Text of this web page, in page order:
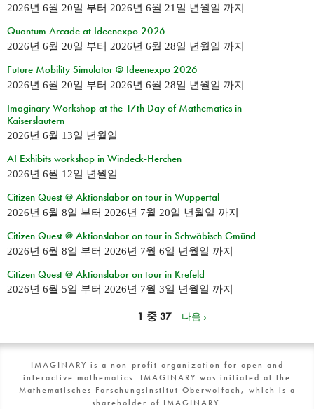
2026년 6월 20일 부터 2026년 6월 21일 년월일 까지
Quantum Arcade at Ideenexpo 2026
2026년 6월 20일 부터 2026년 6월 28일 년월일 까지
Future Mobility Simulator @ Ideenexpo 2026
2026년 6월 20일 부터 2026년 6월 28일 년월일 까지
Imaginary Workshop at the 17th Day of Mathematics in
Kaiserslautern
2026년 6월 13일 년월일
AI Exhibits workshop in Windeck-Herchen
2026년 6월 12일 년월일
Citizen Quest @ Aktionslabor on tour in Wuppertal
2026년 6월 8일 부터 2026년 7월 20일 년월일 까지
Citizen Quest @ Aktionslabor on tour in Schwäbisch Gmünd
2026년 6월 8일 부터 2026년 7월 6일 년월일 까지
Citizen Quest @ Aktionslabor on tour in Krefeld
2026년 6월 5일 부터 2026년 7월 3일 년월일 까지
1 중 37 다음 ›
IMAGINARY is a non-profit organization for open and
interactive mathematics. IMAGINARY was initiated at the
Mathematisches Forschungsinstitut Oberwolfach, which is a
shareholder of IMAGINARY.